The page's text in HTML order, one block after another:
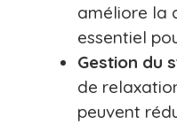
améliore la
essentiel
Gestion du
de
peuvent